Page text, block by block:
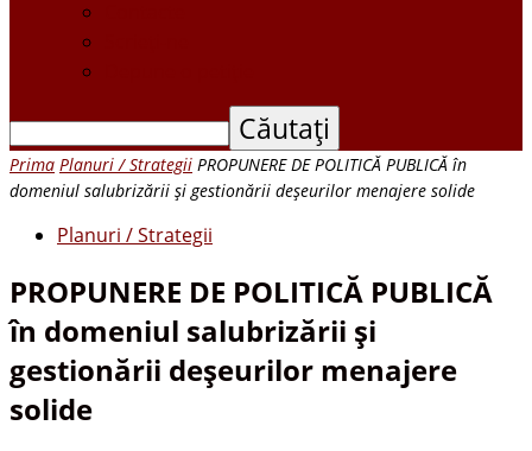
Prima Planuri / Strategii PROPUNERE DE POLITICĂ PUBLICĂ în
domeniul salubrizării și gestionării deșeurilor menajere solide
Planuri / Strategii
PROPUNERE DE POLITICĂ PUBLICĂ
în domeniul salubrizării și
gestionării deșeurilor menajere
solide